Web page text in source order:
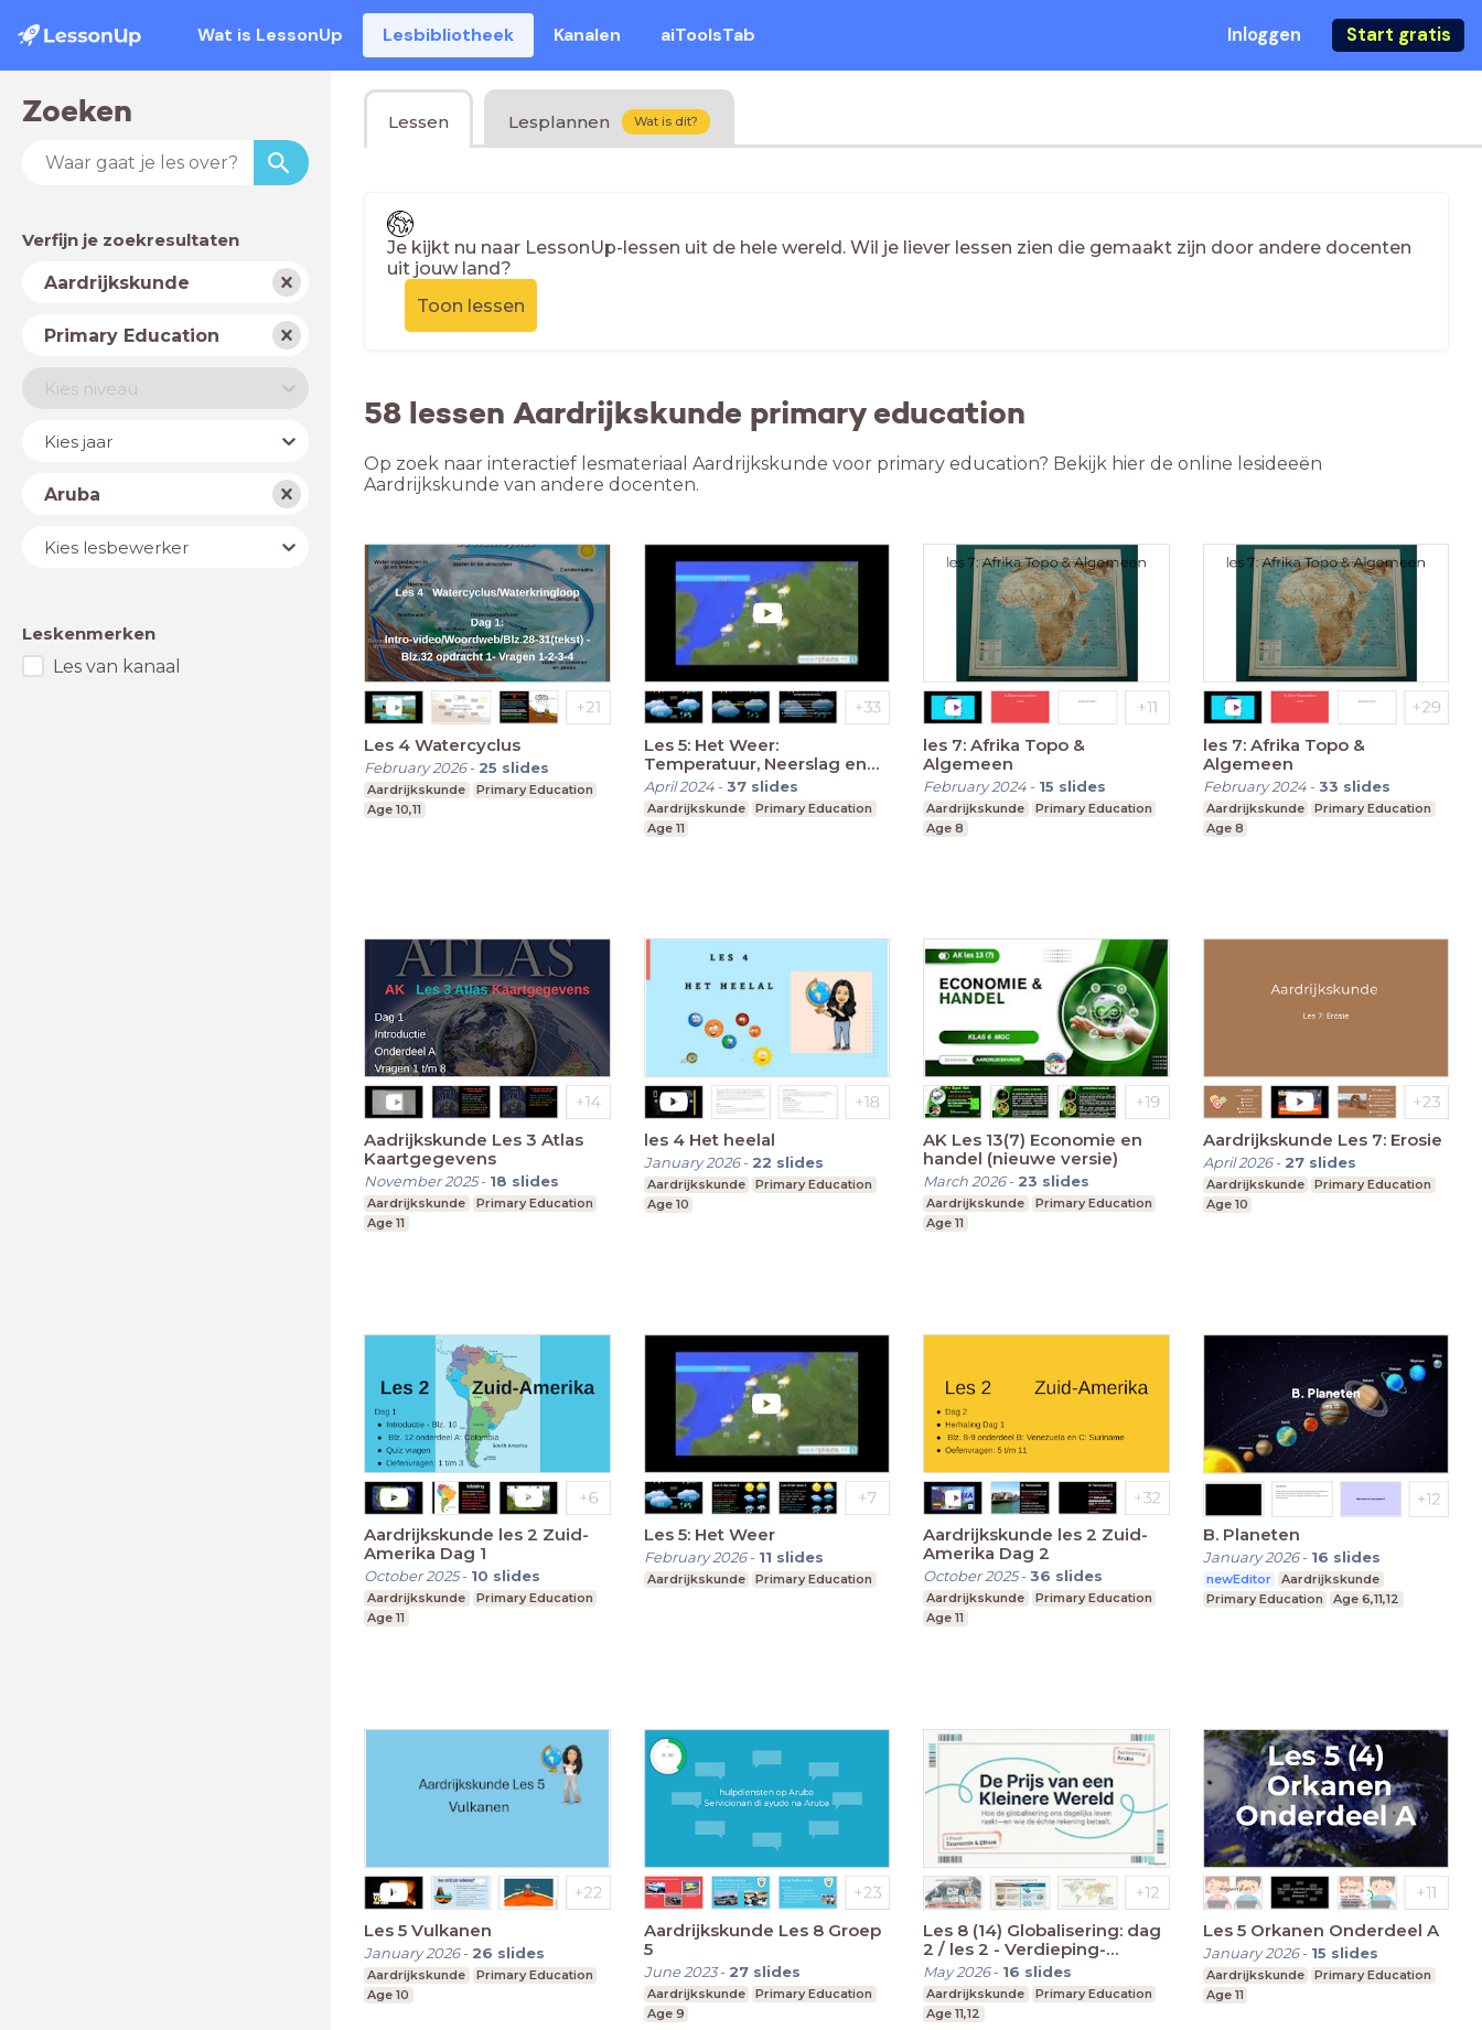
Wat is LessonUp Lesbibliotheek Kanalen aiToolsTab Inloggen Start gratis
Zoeken
Verfijn je zoekresultaten
VakAardrijkskunde
Schooltype
Primary Education
Niveau
Kies niveau
JaarKies jaar
LandAruba
Lesbewerker
Kies lesbewerker
Leskenmerken
Les van kanaal
Lessen Lesplannen Wat is dit?
Je kijkt nu naar LessonUp-lessen uit de hele wereld. Wil je liever lessen zien die gemaakt zijn door andere docenten
uit jouw land?
Toon lessen
58 lessen Aardrijkskunde primary education
Op zoek naar interactief lesmateriaal Aardrijkskunde voor primary education? Bekijk hier de online lesideeën
Aardrijkskunde van andere docenten.
Les 4 Watercyclus
February 2026- 25 slides
Aardrijkskunde
Primary Education
Age 10,11
Les 5: Het Weer:
Temperatuur, Neerslag en
Wind
April 2024-37 slides
Aardrijkskunde
Primary Education
Age 11
les 7: Afrika Topo &
Algemeen
February 2024- 15 slides
Aardrijkskunde
Primary Education
Age 8
les 7: Afrika Topo &
Algemeen
February 2024-33 slides
Aardrijkskunde
Primary Education
Age 8
Aadrijkskunde Les 3 Atlas
Kaartgegevens
November 2025- 18 slides
Aardrijkskunde
Primary Education
Age 11
les 4 Het heelal
January 2026- 22 slides
Aardrijkskunde
Primary Education
Age 10
AK Les 13(7) Economie en
handel (nieuwe versie)
March 2026- 23 slides
Aardrijkskunde
Primary Education
Age 11
Aardrijkskunde Les 7: Erosie
April 2026- 27 slides
Aardrijkskunde
Primary Education
Age 10
Aardrijkskunde les 2 Zuid-
Amerika Dag 1
October 2025- 10 slides
Aardrijkskunde
Primary Education
Age 11
Les 5: Het Weer
February 2026- 11 slides
Aardrijkskunde Primary Education
Aardrijkskunde les 2 Zuid-
Amerika Dag 2
October 2025-36 slides
Aardrijkskunde
Primary Education
Age 11
B. Planeten
January 2026- 16 slides
newEditor
Aardrijkskunde
Primary Education
Age 6,11,12
Les 5 Vulkanen
January 2026- 26 slides
Aardrijkskunde
Primary Education
Age 10
Aardrijkskunde Les 8 Groep
5
June 2023- 27 slides
Aardrijkskunde
Primary Education
Age 9
Les 8 (14) Globalisering: dag
2 / les 2 - Verdieping-
Waarom Globalisering?
May 2026- 16 slides
Aardrijkskunde
Primary Education
Age 11,12
Les 5 Orkanen Onderdeel A
January 2026- 15 slides
Aardrijkskunde
Primary Education
Age 11